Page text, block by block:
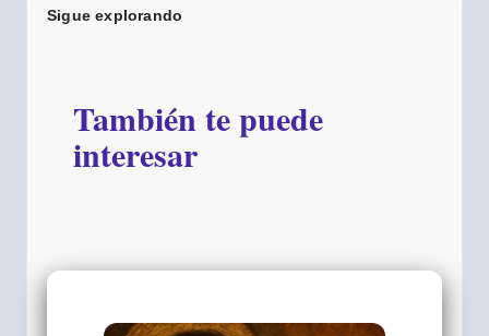
Sigue explorando
También te puede
interesar